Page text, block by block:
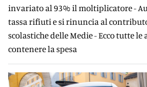
invariato al 93% il moltiplicatore -
tassa rifiuti e si rinuncia al
scolastiche delle Medie - Ecco tutte
contenere la spesa